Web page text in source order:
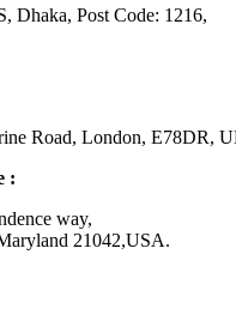
Dhaka, Post Code: 1216,
Road, London, E78DR,
:
way,
21042,USA.